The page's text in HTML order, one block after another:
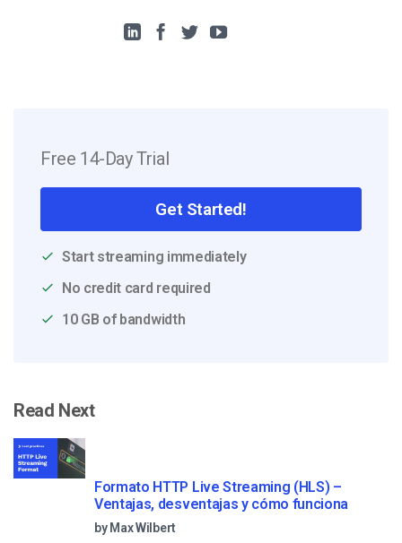
Free 14-Day Trial
Get Started!
Start streaming immediately
No credit card required
10 GB of bandwidth
Read Next
Formato HTTP Live Streaming (HLS) –
Ventajas, desventajas y cómo funciona
by Max Wilbert